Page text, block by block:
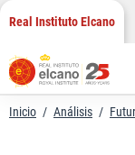
Saltar
contenido
Real Instituto Elcano
Inicio / Análisis /